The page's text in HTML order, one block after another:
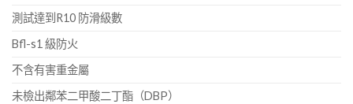
測試達到R10 防滑級數
Bfl-s1 級防火
不含有害重金屬
未檢出鄰苯二甲酸二丁酯（DBP）